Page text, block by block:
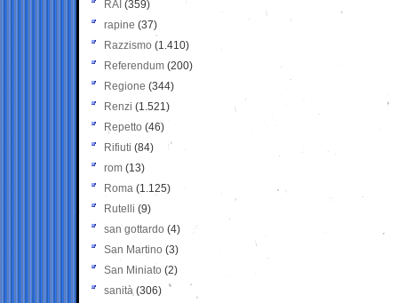
RAI (359)
rapine (37)
Razzismo (1.410)
Referendum (200)
Regione (344)
Renzi (1.521)
Repetto (46)
Rifiuti (84)
rom (13)
Roma (1.125)
Rutelli (9)
san gottardo (4)
San Martino (3)
San Miniato (2)
sanità (306)